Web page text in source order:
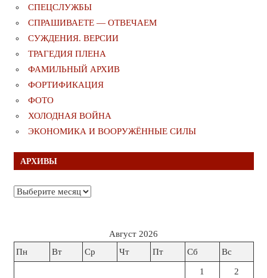
СПЕЦСЛУЖБЫ
СПРАШИВАЕТЕ — ОТВЕЧАЕМ
СУЖДЕНИЯ. ВЕРСИИ
ТРАГЕДИЯ ПЛЕНА
ФАМИЛЬНЫЙ АРХИВ
ФОРТИФИКАЦИЯ
ФОТО
ХОЛОДНАЯ ВОЙНА
ЭКОНОМИКА И ВООРУЖЁННЫЕ СИЛЫ
АРХИВЫ
Архивы
Август 2026
Пн
Вт Ср Чт Пт Сб Вс
1 2